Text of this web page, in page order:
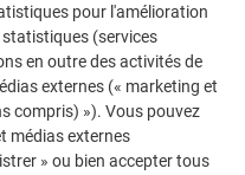
pour l'amélioration
(services
en outre des activités de
externes (« marketing et
compris) »). Vous pouvez
médias externes
» ou bien accepter tous